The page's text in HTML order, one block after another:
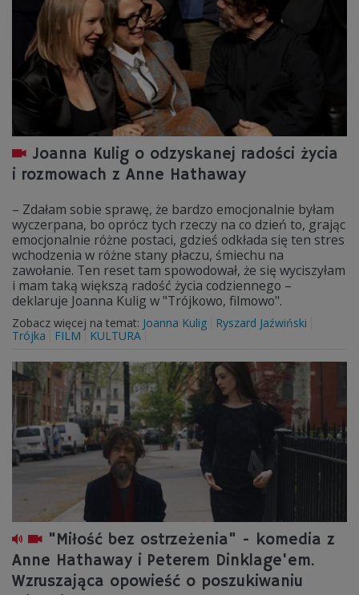
Joanna Kulig o odzyskanej radości życia
i rozmowach z Anne Hathaway
– Zdałam sobie sprawę, że bardzo emocjonalnie byłam
wyczerpana, bo oprócz tych rzeczy na co dzień to, grając
emocjonalnie różne postaci, gdzieś odkłada się ten stres
wchodzenia w różne stany płaczu, śmiechu na
zawołanie. Ten reset tam spowodował, że się wyciszyłam
i mam taką większą radość życia codziennego –
deklaruje Joanna Kulig w "Trójkowo, filmowo".
Zobacz więcej na temat: Joanna Kulig
Ryszard Jaźwiński
Trójka
FILM KULTURA
"Miłość bez ostrzeżenia" - komedia z
Anne Hathaway i Peterem Dinklage'em.
Wzruszająca opowieść o poszukiwaniu